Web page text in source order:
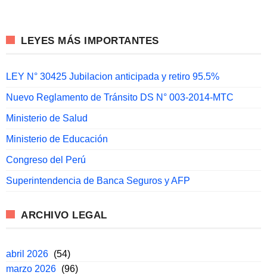
LEYES MÁS IMPORTANTES
LEY N° 30425 Jubilacion anticipada y retiro 95.5%
Nuevo Reglamento de Tránsito DS N° 003-2014-MTC
Ministerio de Salud
Ministerio de Educación
Congreso del Perú
Superintendencia de Banca Seguros y AFP
ARCHIVO LEGAL
abril 2026 (54)
marzo 2026 (96)